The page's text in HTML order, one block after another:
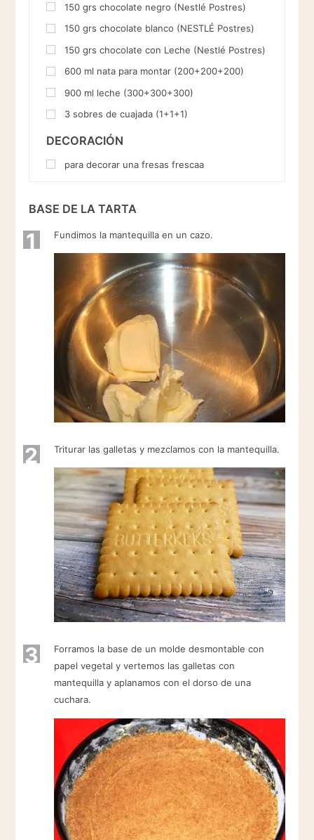
150 grs chocolate negro (Nestlé Postres)
150 grs chocolate blanco (NESTLÉ Postres)
150 grs chocolate con Leche (Nestlé Postres)
600 ml nata para montar (200+200+200)
900 ml leche (300+300+300)
3 sobres de cuajada (1+1+1)
DECORACIÓN
para decorar una fresas frescaa
BASE DE LA TARTA
1 Fundimos la mantequilla en un cazo.
2 Triturar las galletas y mezclamos con la mantequilla.
3
Forramos la base de un molde desmontable con
papel vegetal y vertemos las galletas con
mantequilla y aplanamos con el dorso de una
cuchara.